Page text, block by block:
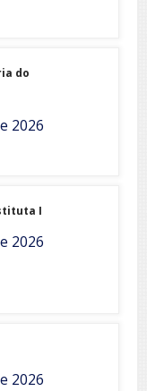
do
2026
I
2026
2026